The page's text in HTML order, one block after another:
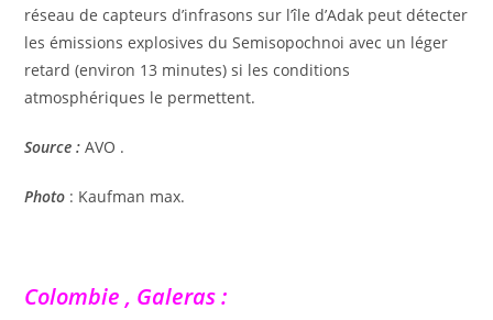
réseau de capteurs d’infrasons sur l’île d’Adak peut détecter
les émissions explosives du Semisopochnoi avec un léger
retard (environ 13 minutes) si les conditions
atmosphériques le permettent.
Source : AVO .
Photo : Kaufman max.
Colombie , Galeras :